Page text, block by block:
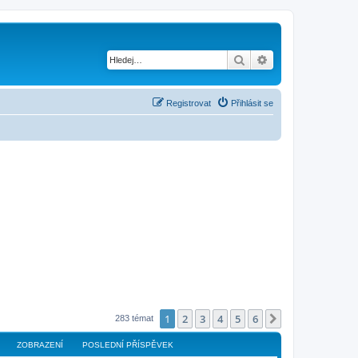
Hledat
Přihlásit se
Registrovat
283 témat 1 2 3 4 5 6
ZOBRAZENÍ POSLEDNÍ PŘÍSPĚVEK